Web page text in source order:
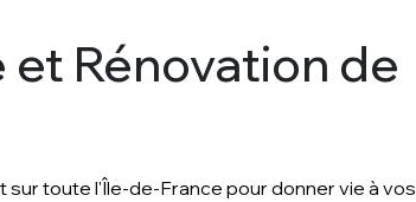
et Rénovation de
toute l'Île-de-France pour donner vie à vos